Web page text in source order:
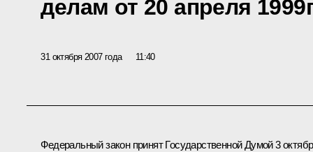
делам от 20 апреля
31 октября 2007 года 11:40
Федеральный закон принят Государственной Думой 3